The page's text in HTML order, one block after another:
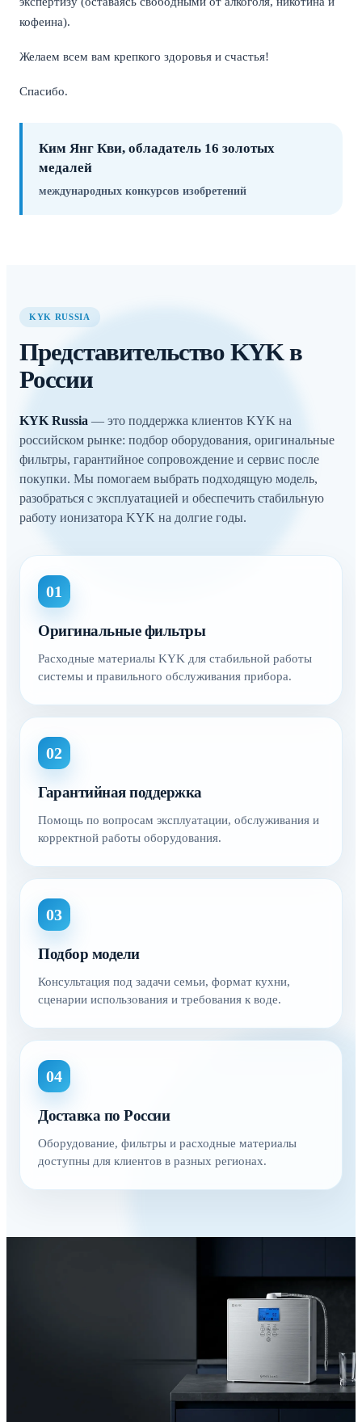
кофеина).
Желаем всем вам крепкого здоровья и счастья!
Спасибо.
Ким Янг Кви, обладатель 16 золотых
медалей
международных конкурсов изобретений
KYK RUSSIA
Представительство KYK в
России
KYK Russia — это поддержка клиентов KYK на
российском рынке: подбор оборудования, оригинальные
фильтры, гарантийное сопровождение и сервис после
покупки. Мы помогаем выбрать подходящую модель,
разобраться с эксплуатацией и обеспечить стабильную
работу ионизатора KYK на долгие годы.
01
Оригинальные фильтры
Расходные материалы KYK для стабильной работы
системы и правильного обслуживания прибора.
02
Гарантийная поддержка
Помощь по вопросам эксплуатации, обслуживания и
корректной работы оборудования.
03
Подбор модели
Консультация под задачи семьи, формат кухни,
сценарии использования и требования к воде.
04
Доставка по России
Оборудование, фильтры и расходные материалы
доступны для клиентов в разных регионах.